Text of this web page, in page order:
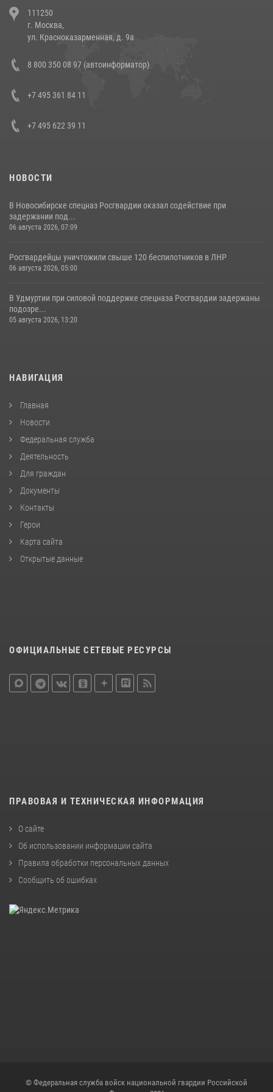
напавших на бригаду скорой помощи (видео)
14 июля 2026, 12:20
В Росгвардии прошла военно-научная конференция по обобщению
боевого опыта
111250
г. Москва,
ул. Красноказарменная, д. 9а
8 800 350 08 97 (автоинформатор)
+7 495 361 84 11
+7 495 622 39 11
НОВОСТИ
В Новосибирске спецназ Росгвардии оказал содействие при
задержании под...
06 августа 2026, 07:09
Росгвардейцы уничтожили свыше 120 беспилотников в ЛНР
06 августа 2026, 05:00
В Удмуртии при силовой поддержке спецназа Росгвардии задержаны
подозре...
05 августа 2026, 13:20
НАВИГАЦИЯ
Главная
Новости
Федеральная служба
Деятельность
Для граждан
Документы
Контакты
Герои
Карта сайта
Открытые данные
ОФИЦИАЛЬНЫЕ СЕТЕВЫЕ РЕСУРСЫ
ПРАВОВАЯ И ТЕХНИЧЕСКАЯ ИНФОРМАЦИЯ
О сайте
Об использовании информации сайта
Правила обработки персональных данных
Сообщить об ошибках
© Федеральная служба войск национальной гвардии Российской